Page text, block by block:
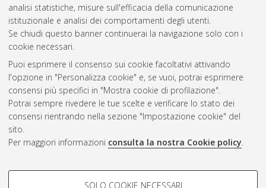
analisi statistiche, misure sull'efficacia della comunicazione
istituzionale e analisi dei comportamenti degli utenti.
Se chiudi questo banner continuerai la navigazione solo con i
cookie necessari.
Puoi esprimere il consenso sui cookie facoltativi attivando
l'opzione in "Personalizza cookie" e, se vuoi, potrai esprimere
consensi più specifici in "Mostra cookie di profilazione".
Potrai sempre rivedere le tue scelte e verificare lo stato dei
consensi rientrando nella sezione "Impostazione cookie" del
sito.
Per maggiori informazioni consulta la nostra Cookie policy.
COOKIE DI PROFILAZIONE -
SOLO COOKIE NECESSARI
Questa lista e' stata generata ilWed Aug 5 20:36:28 2026
CEST
Atom
Rss 1.0
Rss 2.0
AMS Laurea
Impostazioni Cookie